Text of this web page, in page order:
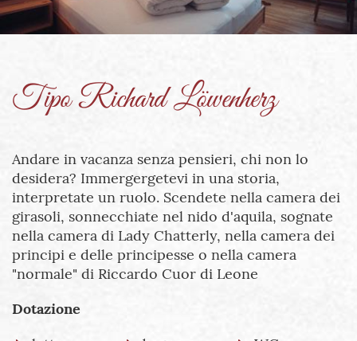
Tipo Richard Löwenherz
Andare in vacanza senza pensieri, chi non lo
desidera? Immergergetevi in una storia,
interpretate un ruolo. Scendete nella camera dei
girasoli, sonnecchiate nel nido d'aquila, sognate
nella camera di Lady Chatterly, nella camera dei
principi e delle principesse o nella camera
"normale" di Riccardo Cuor di Leone
Dotazione